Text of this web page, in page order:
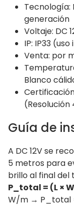
Tecnología:
generación
Voltaje: DC
IP: IP33
Venta: por
Blanco
(Resolución
Guía de
A DC 12V se
5 metros para
brillo al final del
P_total = (L ×
W/m → P_total